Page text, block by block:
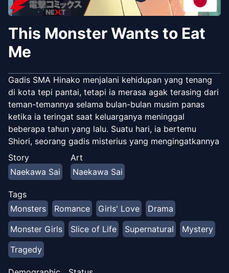
This Monster Wants to Eat
Me
Gadis SMA Hinako menjalani kehidupan yang tenang
di kota tepi pantai, tetapi ia merasa agak terasing dari
teman-temannya selama bulan-bulan musim panas
ketika ia teringat saat keluarganya meninggal
beberapa tahun yang lalu. Suatu hari, ia bertemu
Shiori, seorang gadis misterius yang mengingatkannya
pada lautan, terutama dengan matanya yang biru
bening, tetapi Shiori segera mengungkapkan bahwa ia
sebenarnya adalah putri duyung yang telah lama
mencari Hinako.
Story
Naekawa Sai
Art
Naekawa Sai
Tags
Monsters
Romance Girls' Love
Drama
Monster Girls
Slice of Life Supernatural
Mystery
Tragedy